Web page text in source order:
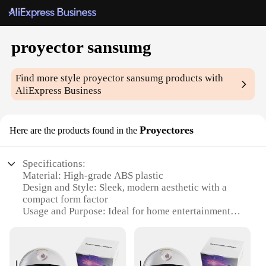
proyector sansumg
Find more styleproyector sansumg products with
AliExpress Business
Here are the products found in the Proyectores
Specifications:
Material: High-grade ABS plastic
Design and Style: Sleek, modern aesthetic with a
compact form factor
Usage and Purpose: Ideal for home entertainment
resolution with a 3000:1 contrast ratio
Parts and Accessories: Includes a remote control